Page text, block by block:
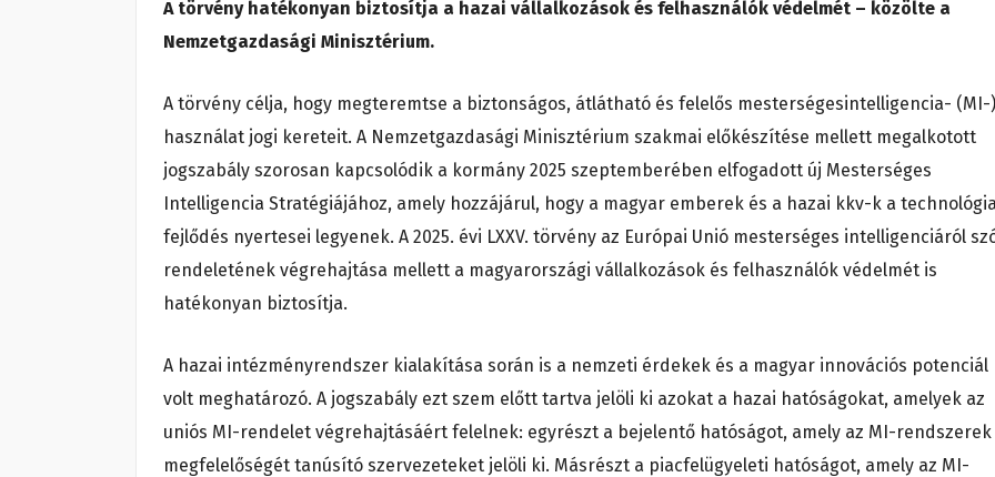
A törvény hatékonyan biztosítja a hazai vállalkozások és felhasználók védelmét – közölte a
Nemzetgazdasági Minisztérium.
A törvény célja, hogy megteremtse a biztonságos, átlátható és felelős mesterségesintelligencia- (MI-)
használat jogi kereteit. A Nemzetgazdasági Minisztérium szakmai előkészítése mellett megalkotott
jogszabály szorosan kapcsolódik a kormány 2025 szeptemberében elfogadott új Mesterséges
Intelligencia Stratégiájához, amely hozzájárul, hogy a magyar emberek és a hazai kkv-k a
fejlődés nyertesei legyenek. A 2025. évi LXXV. törvény az Európai Unió mesterséges intelligenciáról
rendeletének végrehajtása mellett a magyarországi vállalkozások és felhasználók védelmét is
hatékonyan biztosítja.
A hazai intézményrendszer kialakítása során is a nemzeti érdekek és a magyar innovációs potenciál
volt meghatározó. A jogszabály ezt szem előtt tartva jelöli ki azokat a hazai hatóságokat, amelyek az
uniós MI-rendelet végrehajtásáért felelnek: egyrészt a bejelentő hatóságot, amely az MI-rendszerek
megfelelőségét tanúsító szervezeteket jelöli ki. Másrészt a piacfelügyeleti hatóságot, amely az MI-